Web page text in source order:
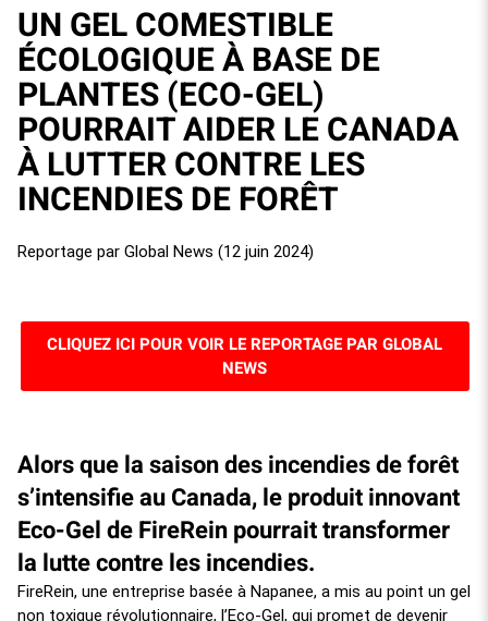
UN GEL COMESTIBLE
ÉCOLOGIQUE À BASE DE
PLANTES (ECO-GEL)
POURRAIT AIDER LE CANADA
À LUTTER CONTRE LES
INCENDIES DE FORÊT
Reportage par Global News (12 juin 2024)
CLIQUEZ ICI POUR VOIR LE REPORTAGE PAR GLOBAL
NEWS
Alors que la saison des incendies de forêt
s’intensifie au Canada, le produit innovant
Eco-Gel de FireRein pourrait transformer
la lutte contre les incendies.
FireRein, une entreprise basée à Napanee, a mis au point un gel
non toxique révolutionnaire, l’Eco-Gel, qui promet de devenir